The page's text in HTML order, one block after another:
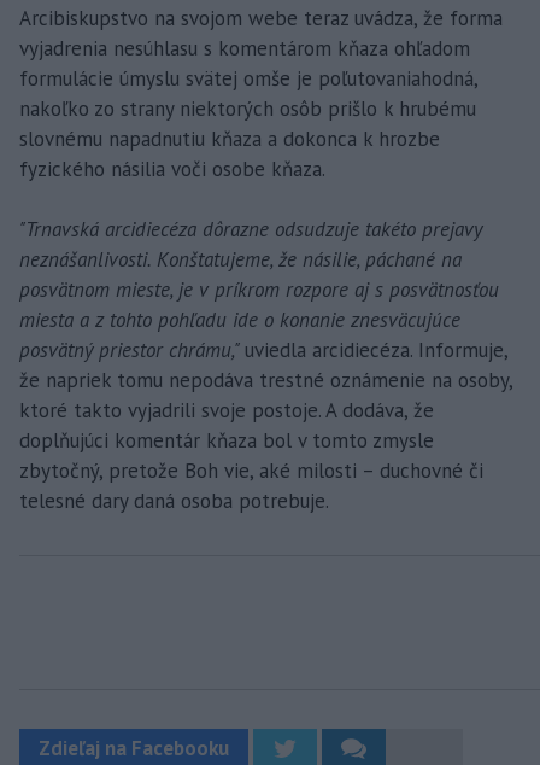
Arcibiskupstvo na svojom webe teraz uvádza, že forma
vyjadrenia nesúhlasu s komentárom kňaza ohľadom
formulácie úmyslu svätej omše je poľutovaniahodná,
nakoľko zo strany niektorých osôb prišlo k hrubému
slovnému napadnutiu kňaza a dokonca k hrozbe
fyzického násilia voči osobe kňaza.
"Trnavská arcidiecéza dôrazne odsudzuje takéto prejavy
neznášanlivosti. Konštatujeme, že násilie, páchané na
posvätnom mieste, je v príkrom rozpore aj s posvätnosťou
miesta a z tohto pohľadu ide o konanie znesväcujúce
posvätný priestor chrámu," uviedla arcidiecéza. Informuje,
že napriek tomu nepodáva trestné oznámenie na osoby,
ktoré takto vyjadrili svoje postoje. A dodáva, že
doplňujúci komentár kňaza bol v tomto zmysle
zbytočný, pretože Boh vie, aké milosti – duchovné či
telesné dary daná osoba potrebuje.
Zdieľaj na Facebooku